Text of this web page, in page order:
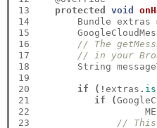
13
14
15
16
17
18
19
20
21
22
23
protected
void
        Bundle extras
// The
// in your
String
if (! extras .
if
(
// This